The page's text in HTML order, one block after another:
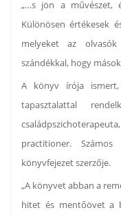
„…s jön a művészet,
Különösen értékesek
melyeket az
szándékkal, hogy
A könyv írója
tapasztalattal
practitioner.
könyvfejezet szerzője.
„A könyvet abban a
hitet és mentőövet a